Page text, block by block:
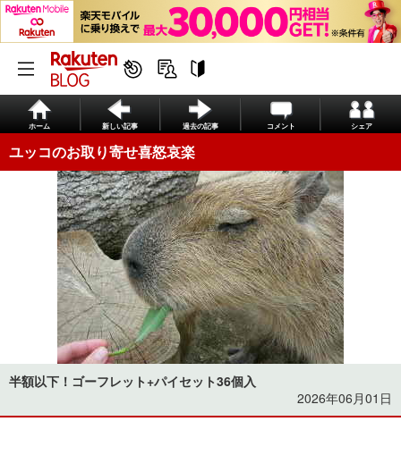
ホーム 新しい記事 過去の記事 コメント シェア
ユッコのお取り寄せ喜怒哀楽
半額以下！ゴーフレット+パイセット36個入
2026年06月01日